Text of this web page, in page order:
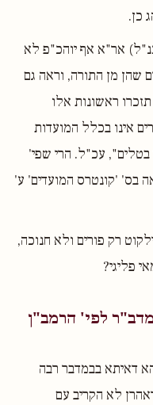
כן.
אר"א אף יוהכ"פ לא
שהן מן התורה, וראה גם
ראשונות אלו
אינו בכלל המועדות
בטלים", עכ"ל. הרי שפי'
בס' 'קונטרס המועדים' ע'
רק פורים ולא חנוכה,
פליגי?
לפי' הרמב"ן
דאיתא בבמדבר רבה
לא הקריב עם